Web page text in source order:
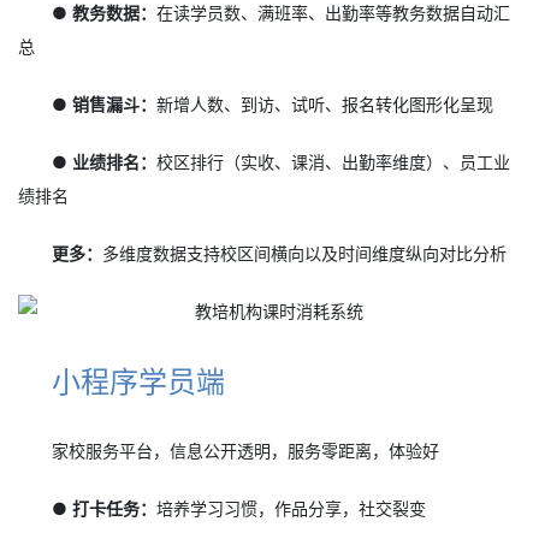
● 教务数据：在读学员数、满班率、出勤率等教务数据自动汇
总
● 销售漏斗：新增人数、到访、试听、报名转化图形化呈现
● 业绩排名：校区排行（实收、课消、出勤率维度）、员工业
绩排名
更多： 多维度数据支持校区间横向以及时间维度纵向对比分析
小程序学员端
家校服务平台，信息公开透明，服务零距离，体验好
● 打卡任务：培养学习习惯，作品分享，社交裂变